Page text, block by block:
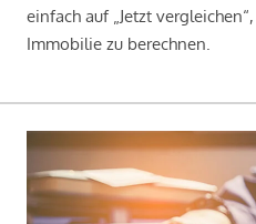
einfach auf „Jetzt
Immobilie zu berechnen.